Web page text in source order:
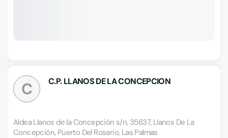
C C.P. LLANOS DE LA CONCEPCION
Aldea Llanos de la Concepción s/n, 35637, Llanos De La
Concepción, Puerto Del Rosario, Las Palmas